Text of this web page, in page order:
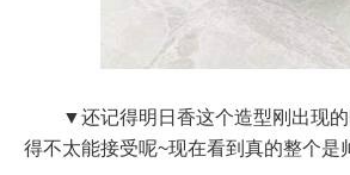
▼还记得明日香这个造型刚出现
得不太能接受呢~现在看到真的整个是